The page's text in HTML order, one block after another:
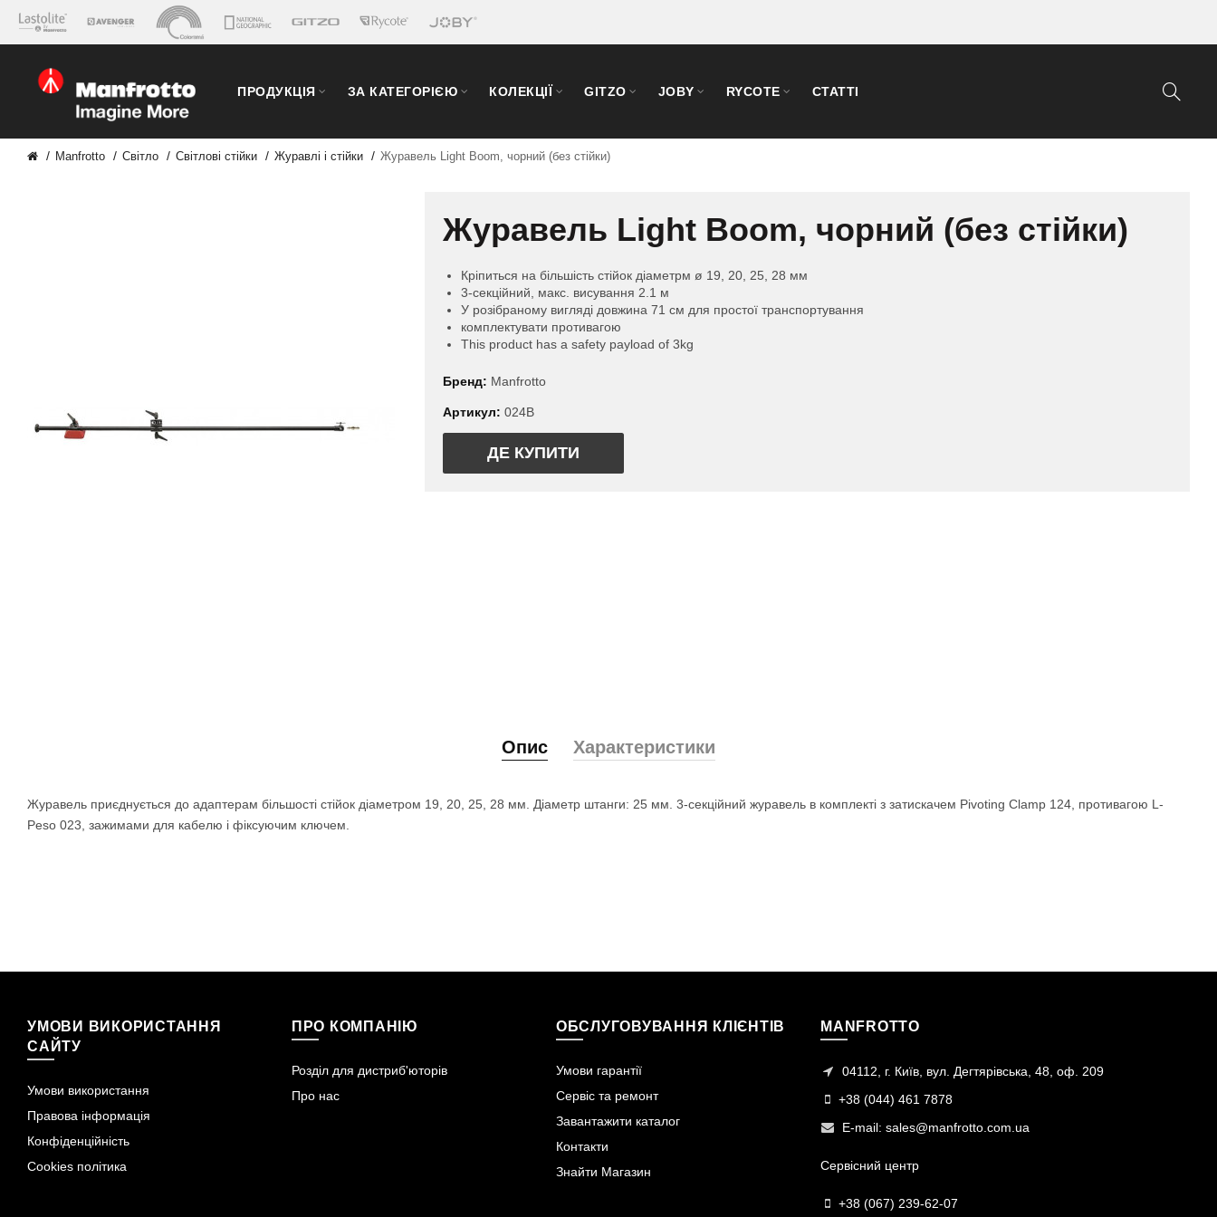
ПРОДУКЦІЯ ЗА КАТЕГОРІЄЮ КОЛЕКЦІЇ GITZO JOBY RYCOTE СТАТТІ
Manfrotto Світло Світлові стійки Журавлі і стійки Журавель Light Boom, чорний (без стійки)
Журавель Light Boom, чорний (без стійки)
Кріпиться на більшість стійок діаметрм ø 19, 20, 25, 28 мм
3-секційний, макс. висування 2.1 м
У розібраному вигляді довжина 71 см для простої транспортування
комплектувати противагою
This product has a safety payload of 3kg
Бренд: Manfrotto
Артикул: 024B
ДЕ КУПИТИ
Опис Характеристики
Журавель приєднується до адаптерам більшості стійок діаметром 19, 20, 25, 28 мм. Діаметр штанги: 25 мм. 3-секційний журавель в комплекті з затискачем Pivoting Clamp 124, противагою L-
Peso 023, зажимами для кабелю і фіксуючим ключем.
УМОВИ ВИКОРИСТАННЯ
САЙТУ
Умови використання
Правова інформація
Конфіденційність
Cookies політика
ПРО КОМПАНІЮ
Розділ для дистриб'юторів
Про нас
ОБСЛУГОВУВАННЯ КЛІЄНТІВ
Умови гарантії
Сервіс та ремонт
Завантажити каталог
Контакти
Знайти Магазин
MANFROTTO
04112, г. Київ, вул. Дегтярівська, 48, оф. 209
+38 (044) 461 7878
E-mail: sales@manfrotto.com.ua
Сервісний центр
+38 (067) 239-62-07